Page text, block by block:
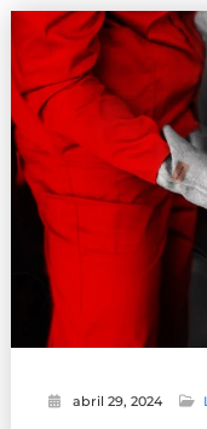
abril 29, 2024